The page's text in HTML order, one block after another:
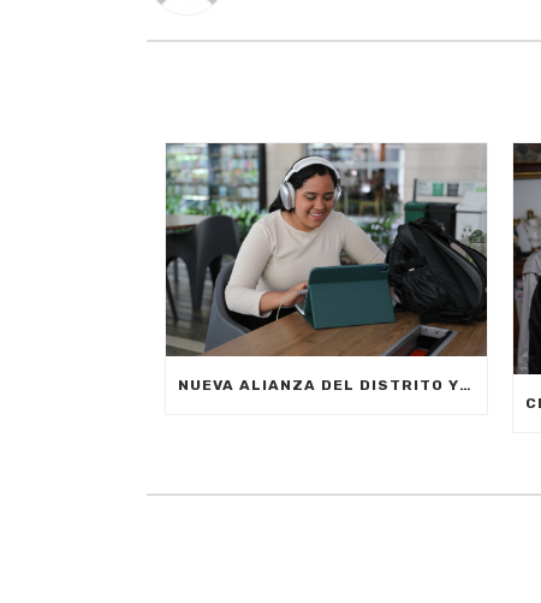
NUEVA ALIANZA DEL DISTRITO Y LA EMPRESA PRIVADA PERMITIRÁ FORMAR A CIUDADANOS DE MEDELLÍN EN INTELIGENCIA ARTIFICIAL APLICADA A LOS NEGOCIOS